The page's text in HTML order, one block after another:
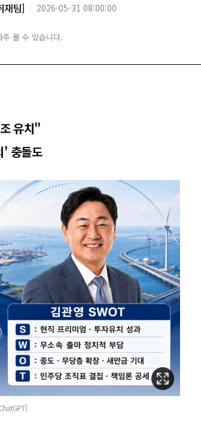
재팀] 2026-05-31 08:00:00
볼 수 있습니다.
유치"
' 충돌도